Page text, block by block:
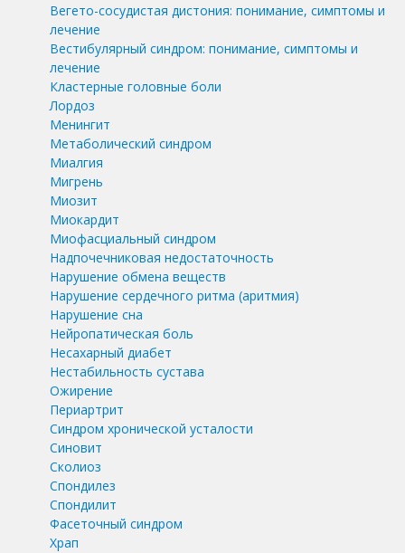
Вегето-сосудистая дистония: понимание, симптомы и
лечение
Вестибулярный синдром: понимание, симптомы и
лечение
Кластерные головные боли
Лордоз
Менингит
Метаболический синдром
Миалгия
Мигрень
Миозит
Миокардит
Миофасциальный синдром
Надпочечниковая недостаточность
Нарушение обмена веществ
Нарушение сердечного ритма (аритмия)
Нарушение сна
Нейропатическая боль
Несахарный диабет
Нестабильность сустава
Ожирение
Периартрит
Синдром хронической усталости
Синовит
Сколиоз
Спондилез
Спондилит
Фасеточный синдром
Храп